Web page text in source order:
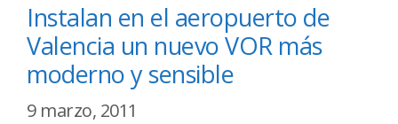
Instalan en el aeropuerto de
Valencia un nuevo VOR más
moderno y sensible
9 marzo, 2011